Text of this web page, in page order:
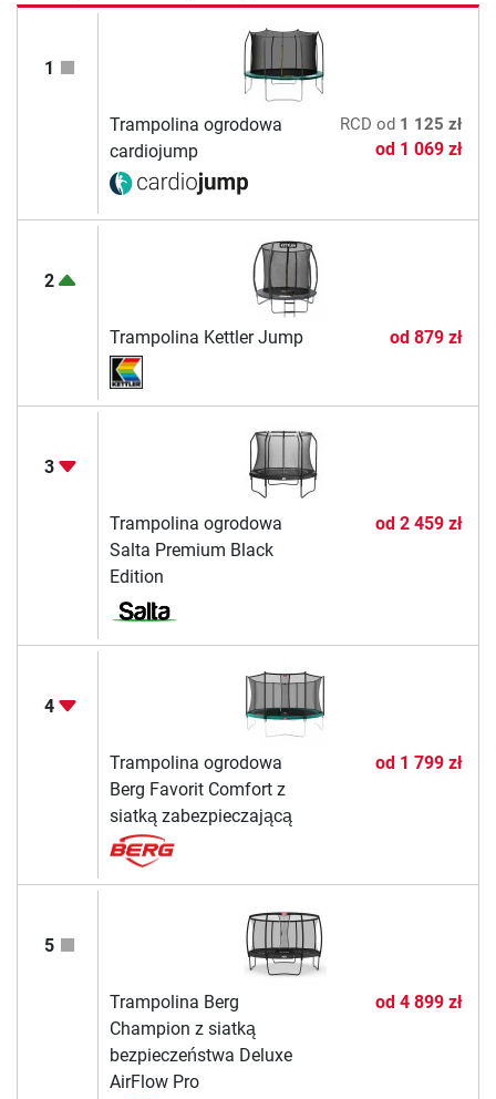
1
Trampolina ogrodowa
cardiojump
RCD od 1 125 zł
od 1 069 zł
2
Trampolina Kettler Jump od 879 zł
3
Trampolina ogrodowa
Salta Premium Black
Edition
od 2 459 zł
4
Trampolina ogrodowa
Berg Favorit Comfort z
siatką zabezpieczającą
od 1 799 zł
5
Trampolina Berg
Champion z siatką
bezpieczeństwa Deluxe
AirFlow Pro
od 4 899 zł